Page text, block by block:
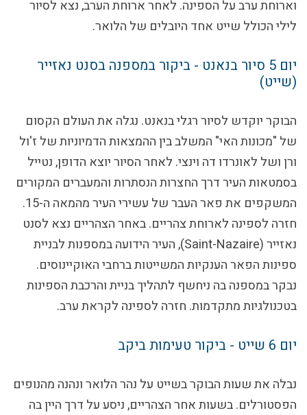
וארוחת ערב על הספינה. לאחר ארוחת הערב, נצא לסיור
לילי הכולל שייט אחד היובלים של הלואר.
יום 5
סיור בנאנט - ביקור במספנה בסנט נאזייר
(שייט)
הבוקר יוקדש לסיור רגלי בנאנט. נגלה את העולם הקסום
של "מכונות האי" המשלב בין ההמצאות הדמיוניות של ז'ול
ורן ושל לאונרדו דה וינצי. לאחר הסיור יוצא הדופן, נטייל
בסמטאות העיר דרך החצרות הנסתרות והמעברים המקורים
המשקפים את פאר העבר של עשירי העיר מהמאה ה-15.
חזרה לספינה לארוחת צהריים. באחר הצהריים נצא לסנט
נאזייר (Saint-Nazaire), העיר הידועה במספנות לבניית
ספינות הפאר הענקיות המשייטות ברחבי האוקיינוסים.
נבקר במספנה בה ניחשף לתהליך בניית והרכבת הספינות
בטכנולגיות מתקדמות. חזרה לספינה לקראת ערב.
יום 6 שייט - ביקור טעימות ביקב
נבלה את שעות הבוקר בשייט על נהר הלואר ונהנה מהנופים
הפסטורלים. בשעות אחר הצהריים, ניסע על דרך היין בה